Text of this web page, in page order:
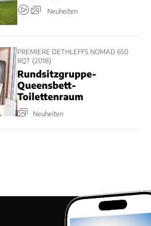
Neuheiten
PREMIERE DETHLEFFS NOMAD 650
RQT (2018)
Rundsitzgruppe-
Queensbett-
Toilettenraum
Neuheiten